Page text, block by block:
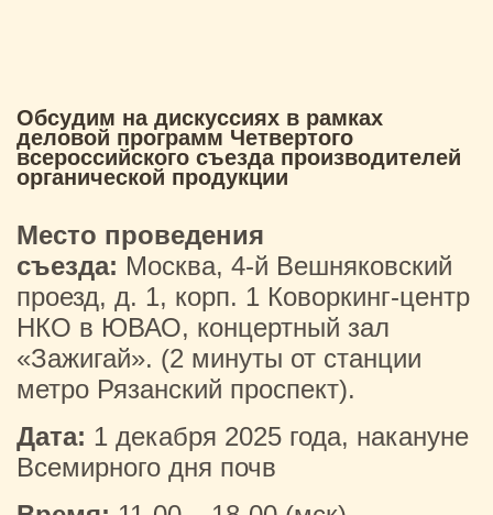
Обсудим на дискуссиях в рамках
деловой программ Четвертого
всероссийского съезда производителей
органической продукции
Место проведения
съезда: Москва, 4-й Вешняковский
проезд, д. 1, корп. 1 Коворкинг-центр
НКО в ЮВАО, концертный зал
«Зажигай». (2 минуты от станции
метро Рязанский проспект).
Дата: 1 декабря 2025 года, накануне
Всемирного дня почв